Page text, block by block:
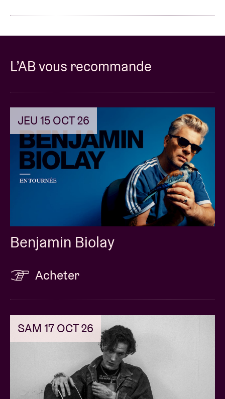
L’AB vous recommande
JEU 15 OCT 26
Benjamin Biolay
Acheter
SAM 17 OCT 26